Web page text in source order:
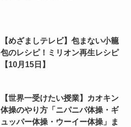
【めざましテレビ】包まない小籠
包のレシピ！ミリオン再生レシピ
【10月15日】
【世界一受けたい授業】カオキン
体操のやり方「ニパニパ体操・ギ
ュッパー体操・ウーイー体操」ま